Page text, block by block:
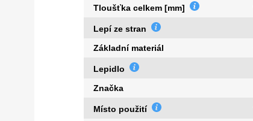
Tloušťka celkem [mm]
Lepí ze stran
Základní materiál
Lepidlo
Značka
Místo použití